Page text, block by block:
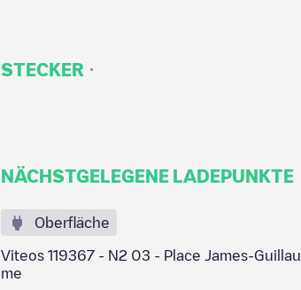
STECKER ·
NÄCHSTGELEGENE LADEPUNKTE
Oberfläche
Viteos 119367 - N2 03 - Place James-Guillau
me